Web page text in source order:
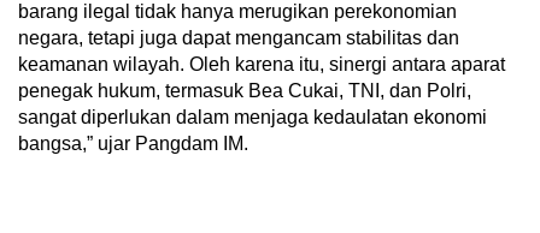
barang ilegal tidak hanya merugikan perekonomian
negara, tetapi juga dapat mengancam stabilitas dan
keamanan wilayah. Oleh karena itu, sinergi antara aparat
penegak hukum, termasuk Bea Cukai, TNI, dan Polri,
sangat diperlukan dalam menjaga kedaulatan ekonomi
bangsa,” ujar Pangdam IM.